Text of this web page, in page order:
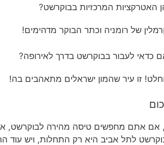
האטרקציות המרכזיות בבוקרשט?
של רומניה וכתר הבוקר מדהימים!
כדאי לעבור בבוקרשט בדרך לאירופה?
זו עיר שהמון ישראלים מתאהבים בה!
אם אתם מחפשים טיסה מהירה לבוקרשט,
לתל אביב היא רק התחלות, ויש עוד